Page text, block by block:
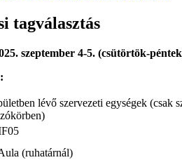
tagválasztás
szeptember 4-5. (csütörtök-
lévő szervezeti egységek (csak
(ruhatárnál)